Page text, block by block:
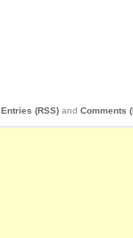
Entries (RSS) and Comments